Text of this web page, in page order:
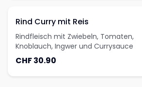
Rind Curry mit Reis
Rindfleisch mit Zwiebeln, Tomaten,
Knoblauch, Ingwer und Currysauce
CHF 30.90